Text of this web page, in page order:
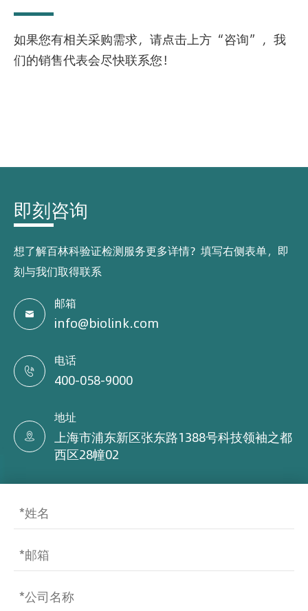
如果您有相关采购需求，请点击上方“咨询”，我
们的销售代表会尽快联系您！
即刻咨询
想了解百林科验证检测服务更多详情？填写右侧表单，即
刻与我们取得联系

邮箱
info@biolink.com

电话
400-058-9000

地址
上海市浦东新区张东路1388号科技领袖之都
西区28幢02